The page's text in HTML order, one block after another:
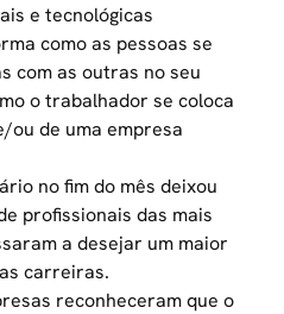
e tecnológicas
como as pessoas se
com as outras no seu
o trabalhador se coloca
ou de uma empresa
no fim do mês deixou
profissionais das mais
a desejar um maior
carreiras.
reconheceram que o